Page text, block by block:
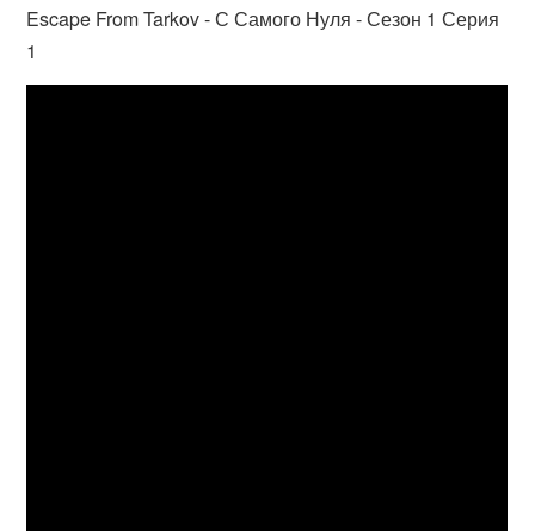
Escape From Tarkov - С Самого Нуля - Сезон 1 Серия
1